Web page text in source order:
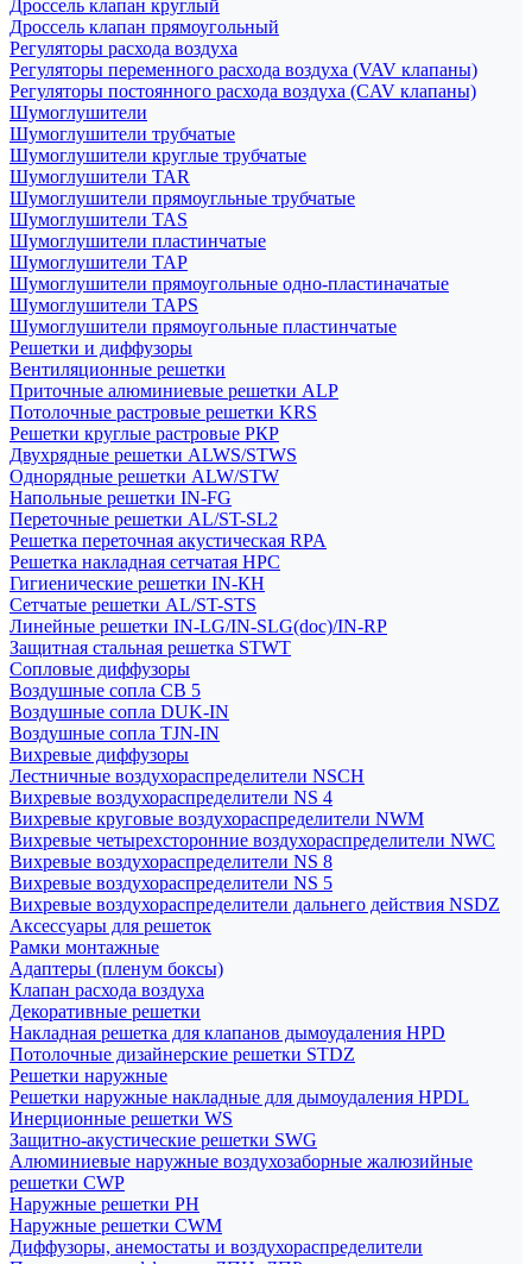
Дроссель клапан круглый
Дроссель клапан прямоугольный
Регуляторы расхода воздуха
Регуляторы переменного расхода воздуха (VAV клапаны)
Регуляторы постоянного расхода воздуха (CAV клапаны)
Шумоглушители
Шумоглушители трубчатые
Шумоглушители круглые трубчатые
Шумоглушители TAR
Шумоглушители прямоугльные трубчатые
Шумоглушители TAS
Шумоглушители пластинчатые
Шумоглушители TAP
Шумоглушители прямоугольные одно-пластиначатые
Шумоглушители TAPS
Шумоглушители прямоугольные пластинчатые
Решетки и диффузоры
Вентиляционные решетки
Приточные алюминиевые решетки ALP
Потолочные растровые решетки KRS
Решетки круглые растровые РКР
Двухрядные решетки ALWS/STWS
Однорядные решетки ALW/STW
Напольные решетки IN-FG
Переточные решетки AL/ST-SL2
Решетка переточная акустическая RPA
Решетка накладная сетчатая НРС
Гигиенические решетки IN-КН
Сетчатые решетки AL/ST-STS
Линейные решетки IN-LG/IN-SLG(doc)/IN-RP
Защитная стальная решетка STWT
Сопловые диффузоры
Воздушные сопла СВ 5
Воздушные сопла DUK-IN
Воздушные сопла TJN-IN
Вихревые диффузоры
Лестничные воздухораспределители NSCH
Вихревые воздухораспределители NS 4
Вихревые круговые воздухораспределители NWM
Вихревые четырехсторонние воздухораспределители NWC
Вихревые воздухораспределители NS 8
Вихревые воздухораспределители NS 5
Вихревые воздухораспределители дальнего действия NSDZ
Аксессуары для решеток
Рамки монтажные
Адаптеры (пленум боксы)
Клапан расхода воздуха
Декоративные решетки
Накладная решетка для клапанов дымоудаления HPD
Потолочные дизайнерские решетки STDZ
Решетки наружные
Решетки наружные накладные для дымоудаления HPDL
Инерционные решетки WS
Защитно-акустические решетки SWG
Алюминиевые наружные воздухозаборные жалюзийные
решетки CWP
Наружные решетки РН
Наружные решетки CWM
Диффузоры, анемостаты и воздухораспределители